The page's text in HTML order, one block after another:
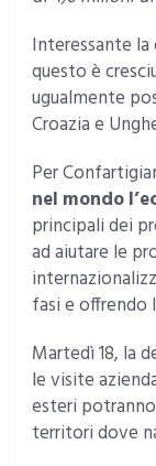
Interessante
questo è
ugualmente
Croazia e
Per
nel mondo
principali dei
ad aiutare le
fasi e
Martedì 18, la
le visite
esteri
territori dove